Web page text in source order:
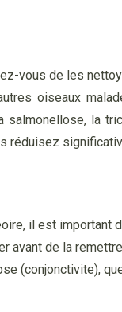
vous de les
oiseaux
la
réduisez
il est
avant de la
(conjonctivite),